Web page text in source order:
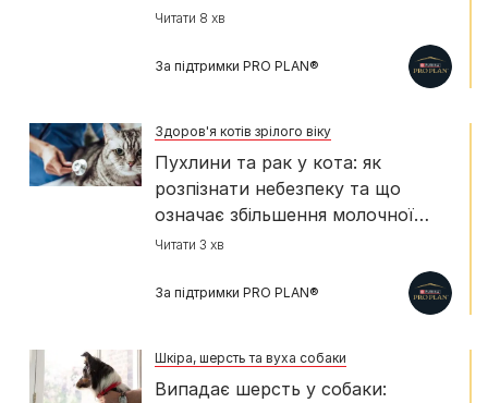
Читати 8 хв
За підтримки PRO PLAN®
Здоров'я котів зрілого віку
Пухлини та рак у кота: як
розпізнати небезпеку та що
означає збільшення молочної
залози
Читати 3 хв
За підтримки PRO PLAN®
Шкіра, шерсть та вуха собаки
Випадає шерсть у собаки: